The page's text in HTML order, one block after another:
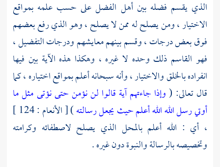
الذي يقسم فضله بين أهل الفضل على حسب علمه بمواقع
الاختيار ، ومن يصلح له ممن لا يصلح ، وهو الذي رفع بعضهم
فوق بعض درجات ، وقسم بينهم معايشهم ودرجات التفضيل ،
فهو القاسم ذلك وحده لا غيره ، وهكذا هذه الآية بين فيها
انفراده بالخلق والاختيار ، وأنه سبحانه أعلم بمواقع اختياره ، كما
قال تعالى: (وإذا جاءتهم آية قالوا لن نؤمن حتى نؤتى مثل ما
أوتي رسل الله الله أعلم حيث يجعل رسالته
) [ الأنعام : 124 ]
، أي : الله أعلم بالمحل الذي يصلح لاصطفائه وكرامته
وتخصيصه بالرسالة والنبوة دون غيره .